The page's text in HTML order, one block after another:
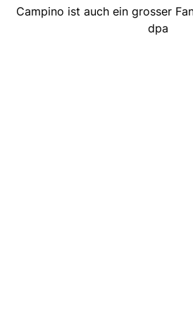
Campino ist auch ein grosser
dpa